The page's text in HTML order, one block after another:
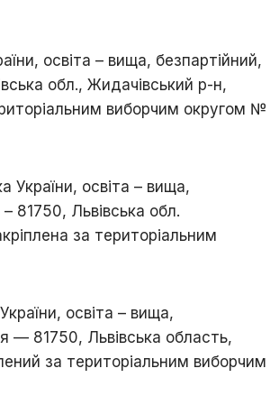
освіта – вища, безпартійний,
обл., Жидачівський р-н,
виборчим округом №
України, освіта – вища,
81750, Львівська обл.
за територіальним
освіта – вища,
— 81750, Львівська область,
за територіальним виборчим